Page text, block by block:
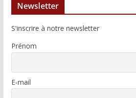
Newsletter
S'inscrire à notre newsletter
Prénom
E-mail